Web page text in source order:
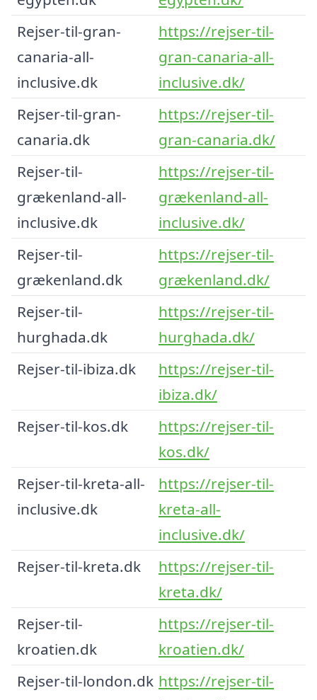
Rejser-til-gran-
canaria-all-
inclusive.dk
https://rejser-til-
gran-canaria-all-
inclusive.dk/
Rejser-til-gran-
canaria.dk
https://rejser-til-
gran-canaria.dk/
Rejser-til-
grækenland-all-
inclusive.dk
https://rejser-til-
grækenland-all-
inclusive.dk/
Rejser-til-
grækenland.dk
https://rejser-til-
grækenland.dk/
Rejser-til-
hurghada.dk
https://rejser-til-
hurghada.dk/
Rejser-til-ibiza.dk
https://rejser-til-
ibiza.dk/
Rejser-til-kos.dk
https://rejser-til-
kos.dk/
Rejser-til-kreta-all-
inclusive.dk
https://rejser-til-
kreta-all-
inclusive.dk/
Rejser-til-kreta.dk
https://rejser-til-
kreta.dk/
Rejser-til-
kroatien.dk
https://rejser-til-
kroatien.dk/
Rejser-til-london.dk https://rejser-til-